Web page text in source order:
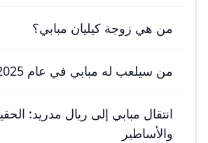
من هي زوجة كيليان مبابي؟
من سيلعب له مبابي في عام 2025؟
انتقال مبابي إلى ريال مدريد:
والأساطير